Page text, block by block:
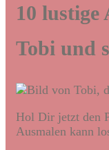
10 lustige
Tobi und
Hol Dir jetzt den
Ausmalen kann